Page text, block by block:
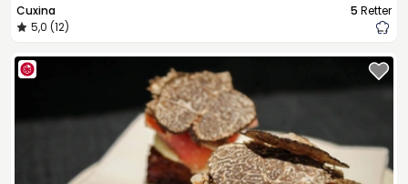
Cuxina
5,0 (12)
5 Retter